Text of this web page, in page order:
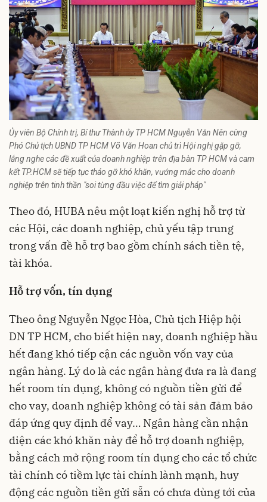
Ủy viên Bộ Chính trị, Bí thư Thành ủy TP HCM Nguyễn Văn Nên cùng
Phó Chủ tịch UBND TP HCM Võ Văn Hoan chủ trì Hội nghị gặp gỡ,
lắng nghe các đề xuất của doanh nghiệp trên địa bàn TP HCM và cam
kết TP.HCM sẽ tiếp tục tháo gỡ khó khăn, vướng mắc cho doanh
nghiệp trên tinh thần "soi từng đầu việc để tìm giải pháp"
Theo đó, HUBA nêu một loạt kiến nghị hỗ trợ từ
các Hội, các doanh nghiệp, chủ yếu tập trung
trong vấn đề hỗ trợ bao gồm chính sách tiền tệ,
tài khóa.
Hỗ trợ vốn, tín dụng
Theo ông Nguyễn Ngọc Hòa, Chủ tịch Hiệp hội
DN TP HCM, cho biết hiện nay, doanh nghiệp hầu
hết đang khó tiếp cận các nguồn vốn vay của
ngân hàng. Lý do là các ngân hàng đưa ra là đang
hết room tín dụng, không có nguồn tiền gửi để
cho vay, doanh nghiệp không có tài sản đảm bảo
đáp ứng quy định để vay… Ngân hàng cần nhận
diện các khó khăn này để hỗ trợ doanh nghiệp,
bằng cách mở rộng room tín dụng cho các tổ chức
tài chính có tiềm lực tài chính lành mạnh, huy
động các nguồn tiền gửi sẵn có chưa dùng tới của